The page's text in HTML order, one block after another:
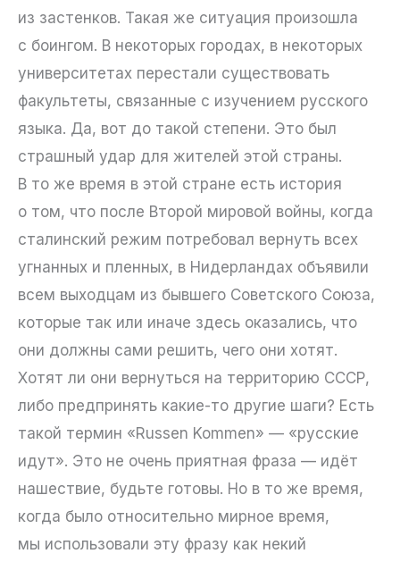
из застенков. Такая же ситуация произошла
с боингом. В некоторых городах, в некоторых
университетах перестали существовать
факультеты, связанные с изучением русского
языка. Да, вот до такой степени. Это был
страшный удар для жителей этой страны.
В то же время в этой стране есть история
о том, что после Второй мировой войны, когда
сталинский режим потребовал вернуть всех
угнанных и пленных, в Нидерландах объявили
всем выходцам из бывшего Советского Союза,
которые так или иначе здесь оказались, что
они должны сами решить, чего они хотят.
Хотят ли они вернуться на территорию СССР,
либо предпринять какие-то другие шаги? Есть
такой термин «Russen Kommen» — «русские
идут». Это не очень приятная фраза — идёт
нашествие, будьте готовы. Но в то же время,
когда было относительно мирное время,
мы использовали эту фразу как некий